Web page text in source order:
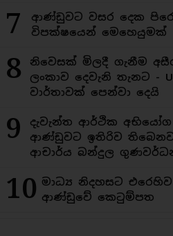
7
ආණ්ඩුවට වසර දෙක
විපක්ෂයෙන් මෙහෙයුමක්
8
නිවෙසක් මිලදී ගැනීම
ලංකාව දෙවැනි තැනට -
වාර්තාවක් පෙන්වා දෙයි
9
දැවැන්ත ආර්ථික
ආණ්ඩුවට ඉතිරිව
ආචාර්ය බන්දුල
10 මාධ්‍ය නිදහසට
ආණ්ඩුවේ කෙටුම්පත